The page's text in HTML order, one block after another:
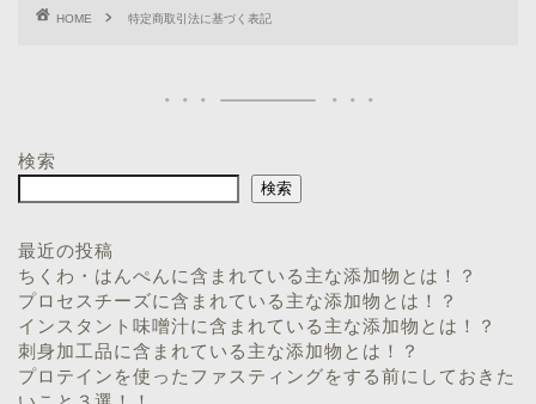
HOME 特定商取引法に基づく表記
検索
検索
最近の投稿
ちくわ・はんぺんに含まれている主な添加物とは！？
プロセスチーズに含まれている主な添加物とは！？
インスタント味噌汁に含まれている主な添加物とは！？
刺身加工品に含まれている主な添加物とは！？
プロテインを使ったファスティングをする前にしておきた